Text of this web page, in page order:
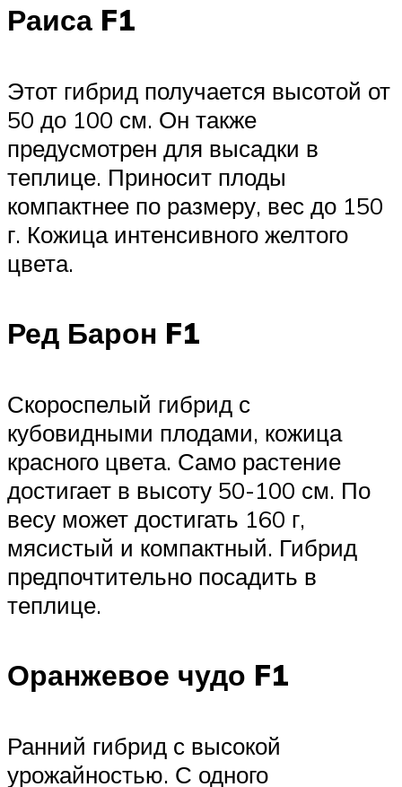
Раиса F1
Этот гибрид получается высотой от
50 до 100 см. Он также
предусмотрен для высадки в
теплице. Приносит плоды
компактнее по размеру, вес до 150
г. Кожица интенсивного желтого
цвета.
Ред Барон F1
Скороспелый гибрид с
кубовидными плодами, кожица
красного цвета. Само растение
достигает в высоту 50-100 см. По
весу может достигать 160 г,
мясистый и компактный. Гибрид
предпочтительно посадить в
теплице.
Оранжевое чудо F1
Ранний гибрид с высокой
урожайностью. С одного